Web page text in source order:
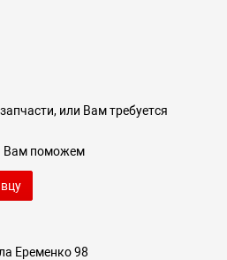
или Вам требуется
Вам поможем
Еременко 98